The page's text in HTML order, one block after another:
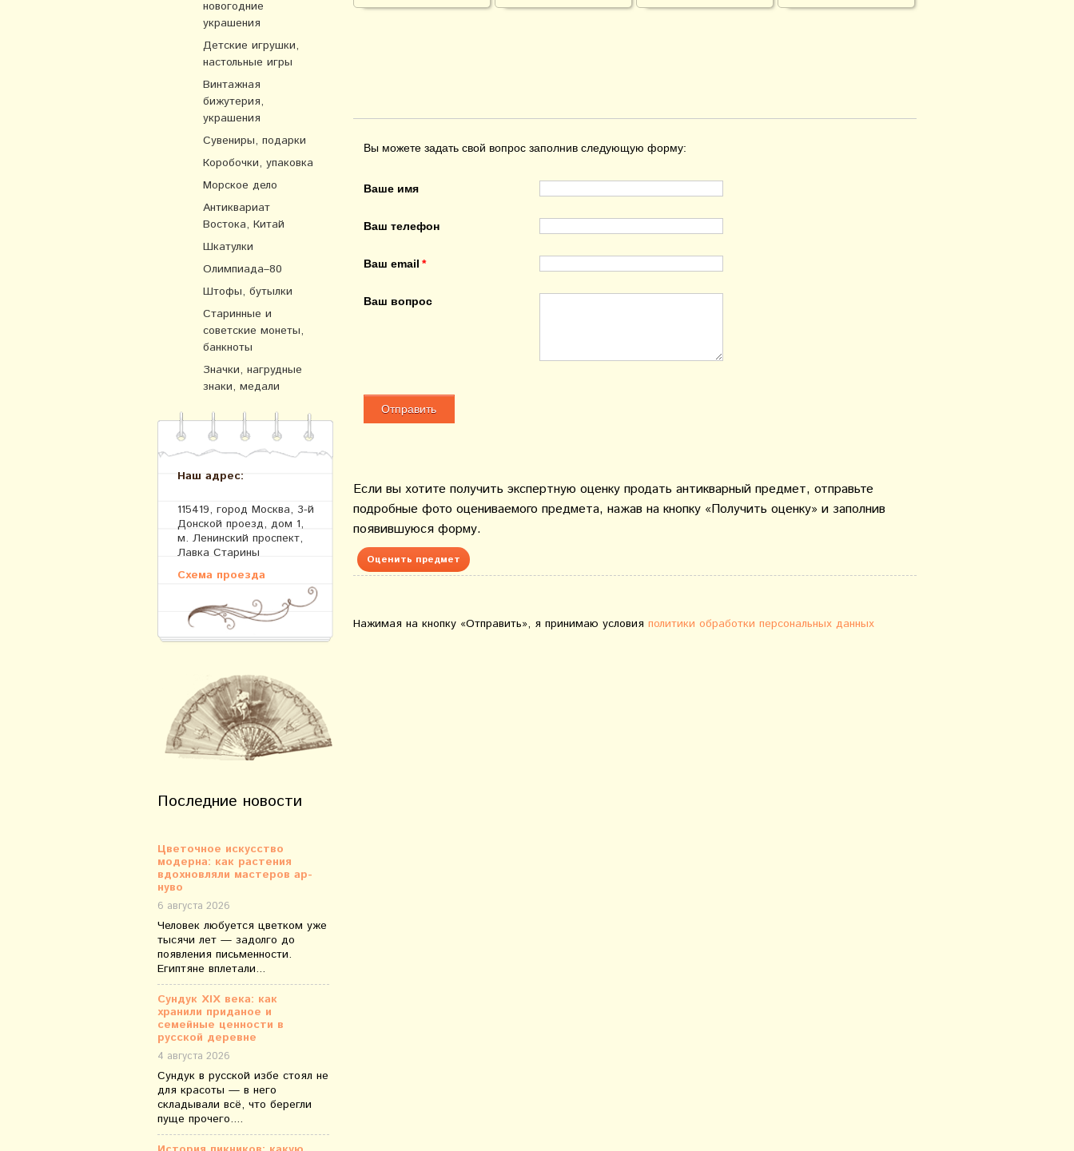
новогодние
украшения
Детские игрушки,
настольные игры
Винтажная
бижутерия,
украшения
Сувениры, подарки
Коробочки, упаковка
Морское дело
Антиквариат
Востока, Китай
Шкатулки
Олимпиада–80
Штофы, бутылки
Старинные и
советские монеты,
банкноты
Значки, нагрудные
знаки, медали
Наш адрес:
115419, город Москва, 3-й
Донской проезд, дом 1,
м. Ленинский проспект,
Лавка Старины
Схема проезда
Последние новости
Цветочное искусство
модерна: как растения
вдохновляли мастеров ар-
нуво
6 августа 2026
Человек любуется цветком уже
тысячи лет — задолго до
появления письменности.
Египтяне вплетали...
Сундук XIX века: как
хранили приданое и
семейные ценности в
русской деревне
4 августа 2026
Сундук в русской избе стоял не
для красоты — в него
складывали всё, что берегли
пуще прочего....
Вы можете задать свой вопрос заполнив следующую форму:
Ваше имя
Ваш телефон
Ваш email
Ваш вопрос
Если вы хотите получить экспертную оценку продать антикварный предмет, отправьте
подробные фото оцениваемого предмета, нажав на кнопку «Получить оценку» и заполнив
появившуюся форму.
Оценить предмет
Нажимая на кнопку «Отправить», я принимаю условия политики обработки персональных данных